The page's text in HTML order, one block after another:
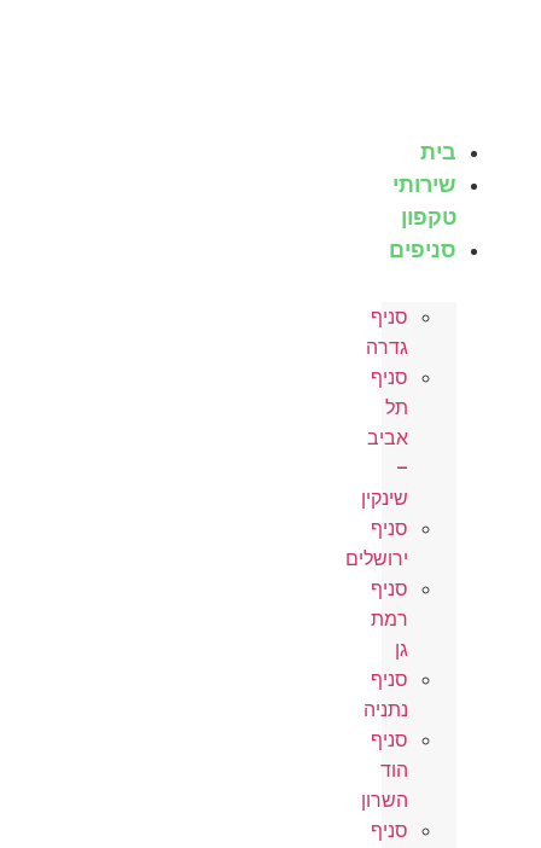
בית
שירותי
טקפון
סניפים
סניף
גדרה
סניף
תל
אביב
–
שינקין
סניף
ירושלים
סניף
רמת
גן
סניף
נתניה
סניף
הוד
השרון
סניף